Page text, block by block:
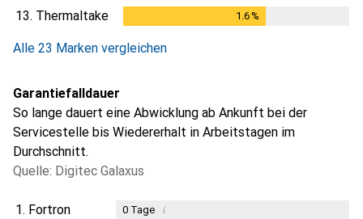
13. Thermaltake 1.6%
Alle 23 Marken vergleichen
Garantiefalldauer
So lange dauert eine Abwicklung ab Ankunft bei der
Servicestelle bis Wiedererhalt in Arbeitstagen im
Durchschnitt.
Quelle: Digitec Galaxus
1. Fortron 0Tage i